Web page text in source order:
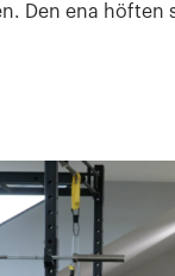
Den ena höften